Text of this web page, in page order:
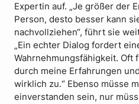
Expertin auf. „Je größer der
Person, desto besser kann
nachvollziehen“, führt sie
„Ein echter Dialog fordert
Wahrnehmungsfähigkeit. Oft
durch meine Erfahrungen
wirklich zu.“ Ebenso müsse
einverstanden sein, nur